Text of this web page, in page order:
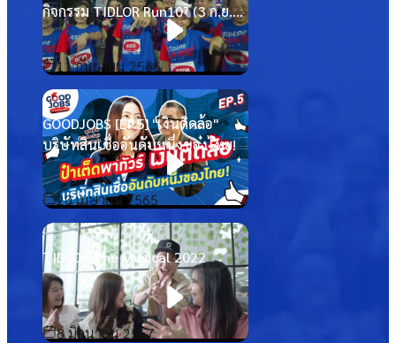
กิจกรรม TIDLOR Run10⁷ (3 ก.ย.
66)
11 กันยายน 2566
GOODJOBS [EP.5] "เงินติดล้อ"
บริษัทสินเชื่ออันดับหนึ่งของไทย!
20 เมษายน 2565
TIDLOR The Musical 2022
8 มิถุนายน 2567